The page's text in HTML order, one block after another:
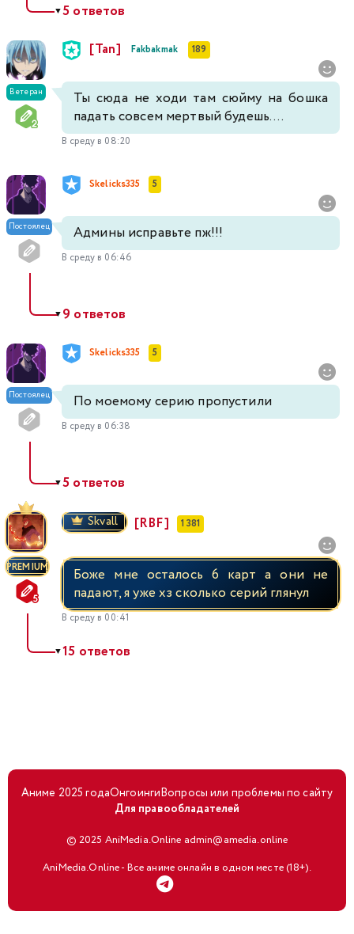
▼5 ответов
Ветеран
[Tan] Fakbakmak 189
Ты сюда не ходи там сюйму на бошка
падать совсем мертвый будешь....
В среду в 08:20
Постоялец
Skelicks335 5
Админы исправьте пж!!!
В среду в 06:46
▼9 ответов
Постоялец
Skelicks335 5
По моемому серию пропустили
В среду в 06:38
▼5 ответов
PREMIUM
Skvall [RBF] 1 381
Боже мне осталось 6 карт а они не
падают, я уже хз сколько серий глянул
В среду в 00:41
▼15 ответов
Аниме 2025 годаОнгоингиВопросы или проблемы по сайту
Для правообладателей
© 2025 AniMedia.Online admin@amedia.online
AniMedia.Online - Все аниме онлайн в одном месте (18+).